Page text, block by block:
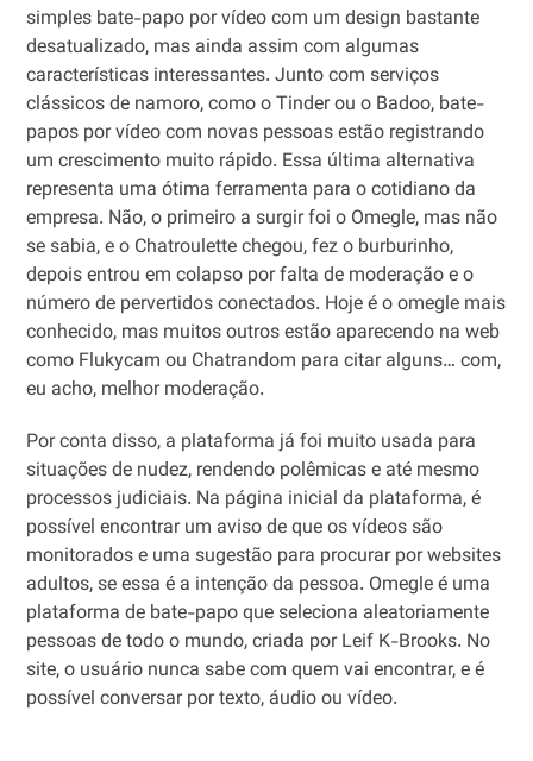
simples bate-papo por vídeo com um design bastante
desatualizado, mas ainda assim com algumas
características interessantes. Junto com serviços
clássicos de namoro, como o Tinder ou o Badoo, bate-
papos por vídeo com novas pessoas estão registrando
um crescimento muito rápido. Essa última alternativa
representa uma ótima ferramenta para o cotidiano da
empresa. Não, o primeiro a surgir foi o Omegle, mas não
se sabia, e o Chatroulette chegou, fez o burburinho,
depois entrou em colapso por falta de moderação e o
número de pervertidos conectados. Hoje é o omegle mais
conhecido, mas muitos outros estão aparecendo na web
como Flukycam ou Chatrandom para citar alguns… com,
eu acho, melhor moderação.
Por conta disso, a plataforma já foi muito usada para
situações de nudez, rendendo polêmicas e até mesmo
processos judiciais. Na página inicial da plataforma, é
possível encontrar um aviso de que os vídeos são
monitorados e uma sugestão para procurar por websites
adultos, se essa é a intenção da pessoa. Omegle é uma
plataforma de bate-papo que seleciona aleatoriamente
pessoas de todo o mundo, criada por Leif K-Brooks. No
site, o usuário nunca sabe com quem vai encontrar, e é
possível conversar por texto, áudio ou vídeo.